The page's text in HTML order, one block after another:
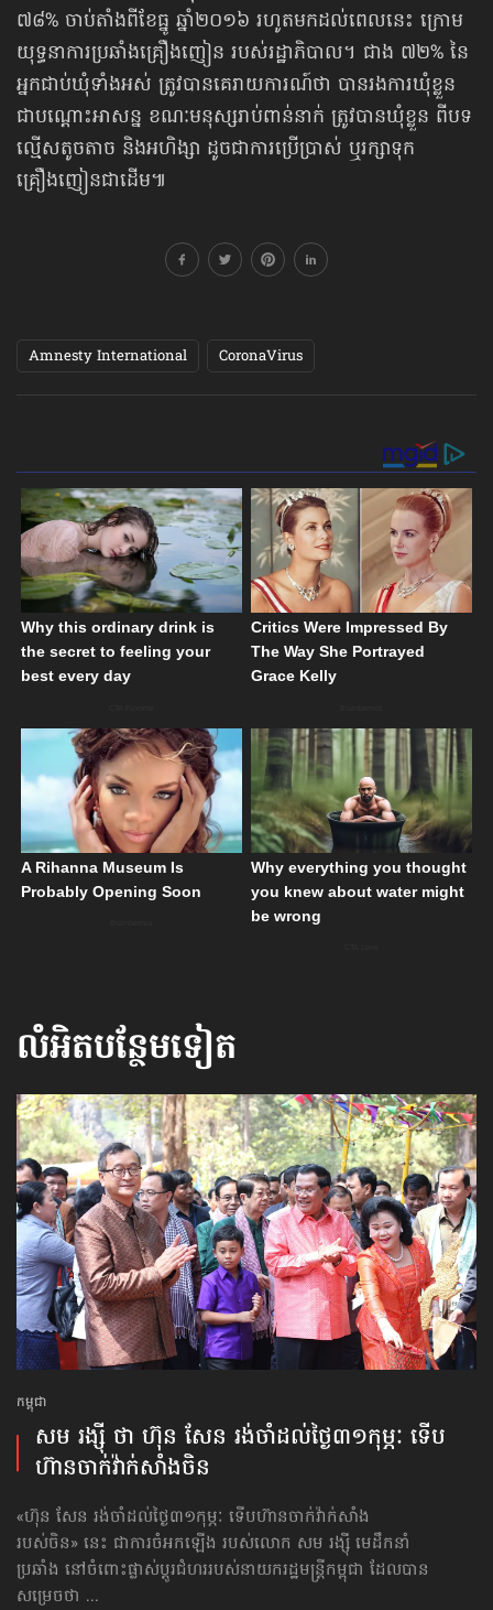
៧៨% ចាប់តាំងពីខែធ្នូ ឆ្នាំ២០១៦ រហូតមកដល់​ពេលនេះ ក្រោម
យុទ្ធនាការប្រឆាំងគ្រឿងញៀន របស់រដ្ឋាភិបាល។ ជាង ៧២% នៃ
អ្នកជាប់ឃុំទាំងអស់ ត្រូវបានគេរាយការណ៍ថា បានរងការឃុំខ្លួន
ជាបណ្តោះអាសន្ន ខណៈមនុស្សរាប់ពាន់នាក់ ត្រូវបានឃុំខ្លួន ពីបទ
ល្មើសតូចតាច និងអហិង្សា ដូចជាការប្រើប្រាស់ ឬរក្សាទុក
គ្រឿងញៀនជាដើម៕
Amnesty International CoronaVirus
លំអិតបន្ថែមទៀត
កម្ពុជា
សម រង្ស៊ី ថា ហ៊ុន សែន រង់ចាំ​ដល់ថ្ងៃ​៣១កុម្ភៈ ទើប
ហ៊ាន​ចាក់​វ៉ាក់សាំងចិន
«ហ៊ុន សែន រង់ចាំ​ដល់ថ្ងៃ​៣១កុម្ភៈ ទើបហ៊ានចាក់វ៉ាក់សាំង
របស់ចិន» នេះ ជាការចំអកឡើង របស់លោក សម រង្ស៊ី មេដឹកនាំ
ប្រឆាំង នៅចំពោះផ្លាស់ប្ដូរ​ជំហររបស់នាយករដ្ឋមន្ត្រីកម្ពុជា ដែលបាន
សម្រេចថា ...